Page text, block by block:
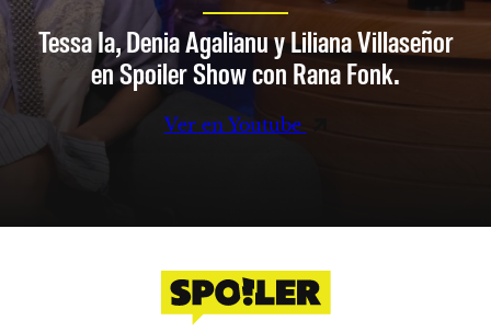
Tessa Ia, Denia Agalianu y Liliana Villaseñor
en Spoiler Show con Rana Fonk.
Ver en Youtube